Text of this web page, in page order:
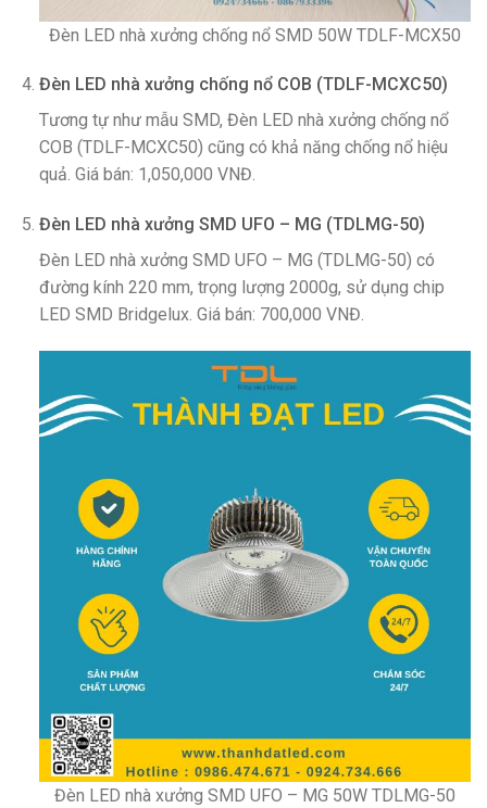
Đèn LED nhà xưởng chống nổ SMD 50W TDLF-MCX50
Đèn LED nhà xưởng chống nổ COB (TDLF-MCXC50)
Tương tự như mẫu SMD, Đèn LED nhà xưởng chống nổ
COB (TDLF-MCXC50) cũng có khả năng chống nổ hiệu
quả. Giá bán: 1,050,000 VNĐ.
Đèn LED nhà xưởng SMD UFO – MG (TDLMG-50)
Đèn LED nhà xưởng SMD UFO – MG (TDLMG-50) có
đường kính 220 mm, trọng lượng 2000g, sử dụng chip
LED SMD Bridgelux. Giá bán: 700,000 VNĐ.
Đèn LED nhà xưởng SMD UFO – MG 50W TDLMG-50